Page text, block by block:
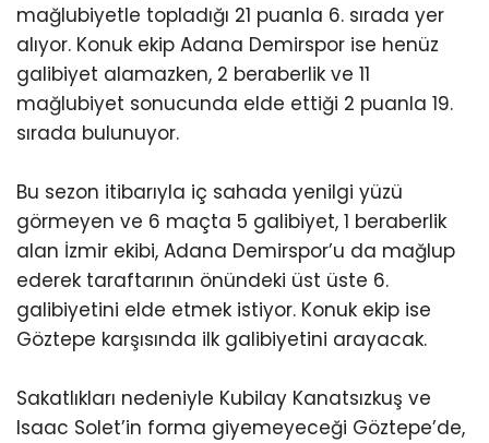
mağlubiyetle topladığı 21 puanla 6. sırada yer
alıyor. Konuk ekip Adana Demirspor ise henüz
galibiyet alamazken, 2 beraberlik ve 11
mağlubiyet sonucunda elde ettiği 2 puanla 19.
sırada bulunuyor.
Bu sezon itibarıyla iç sahada yenilgi yüzü
görmeyen ve 6 maçta 5 galibiyet, 1 beraberlik
alan İzmir ekibi, Adana Demirspor’u da mağlup
ederek taraftarının önündeki üst üste 6.
galibiyetini elde etmek istiyor. Konuk ekip ise
Göztepe karşısında ilk galibiyetini arayacak.
Sakatlıkları nedeniyle Kubilay Kanatsızkuş ve
Isaac Solet’in forma giyemeyeceği Göztepe’de,